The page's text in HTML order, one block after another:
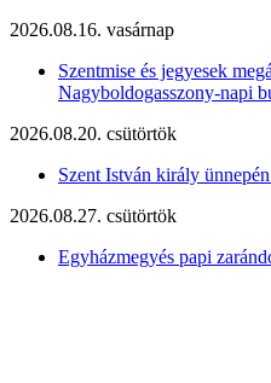
2026.08.16. vasárnap
Szentmise és jegyesek
Nagyboldogasszony-napi
2026.08.20. csütörtök
Szent István király
2026.08.27. csütörtök
Egyházmegyés papi